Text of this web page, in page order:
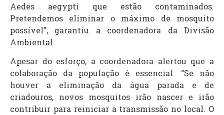
Aedes aegypti que estão contaminados.
Pretendemos eliminar o máximo de mosquito
possível”, garantiu a coordenadora da Divisão
Ambiental.
Apesar do esforço, a coordenadora alertou que a
colaboração da população é essencial. “Se não
houver a eliminação da água parada e de
criadouros, novos mosquitos irão nascer e irão
contribuir para reiniciar a transmissão no local. O